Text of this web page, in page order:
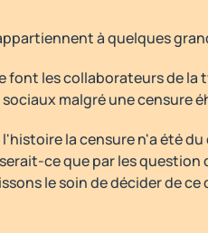
à quelques
font les collaborateurs de
malgré une censure
la censure n'a été
ce que par les
le soin de décider de